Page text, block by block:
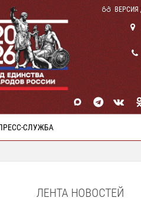
СЛУЖБА
ЛЕНТА НОВОСТЕЙ